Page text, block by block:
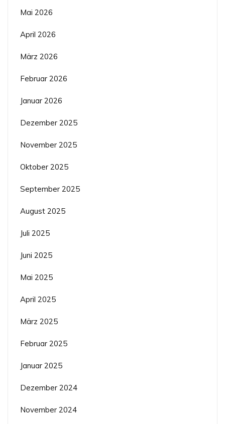
Mai 2026
April 2026
März 2026
Februar 2026
Januar 2026
Dezember 2025
November 2025
Oktober 2025
September 2025
August 2025
Juli 2025
Juni 2025
Mai 2025
April 2025
März 2025
Februar 2025
Januar 2025
Dezember 2024
November 2024